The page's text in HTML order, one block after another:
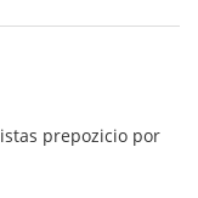
prepozicio por